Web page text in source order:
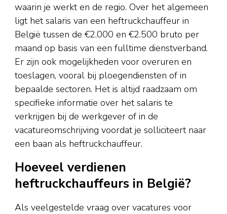
waarin je werkt en de regio. Over het algemeen
ligt het salaris van een heftruckchauffeur in
België tussen de €2.000 en €2.500 bruto per
maand op basis van een fulltime dienstverband.
Er zijn ook mogelijkheden voor overuren en
toeslagen, vooral bij ploegendiensten of in
bepaalde sectoren. Het is altijd raadzaam om
specifieke informatie over het salaris te
verkrijgen bij de werkgever of in de
vacatureomschrijving voordat je solliciteert naar
een baan als heftruckchauffeur.
Hoeveel verdienen
heftruckchauffeurs in België?
Als veelgestelde vraag over vacatures voor